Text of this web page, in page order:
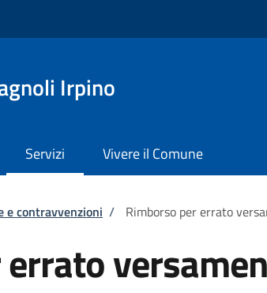
Irpino
Servizi Vivere il Comune
e contravvenzioni / Rimborso per errato